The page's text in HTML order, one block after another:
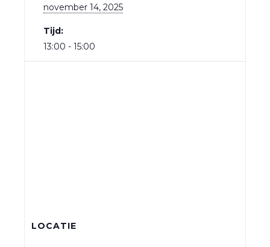
november 14, 2025
Tijd:
13:00 - 15:00
LOCATIE